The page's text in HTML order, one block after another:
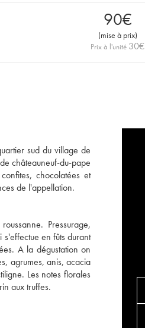
90€
(mise à prix)
Prix à l'unité 30€
sud du village de
châteauneuf-du-pape
chocolatées et
de l'appellation.
Pressurage,
en fûts durant
A la dégustation on
agrumes, anis, acacia
Les notes florales
aux truffes.